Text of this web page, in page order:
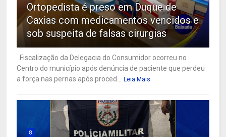
Ortopedista é preso em Duque de
Caxias com medicamentos vencidos e
sob suspeita de falsas cirurgias
Fiscalização da Delegacia do Consumidor ocorreu no
Centro do município após denúncia de paciente que perdeu
a força nas pernas após proced...
Leia Mais
8